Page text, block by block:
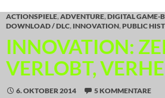
ACTIONSPIELE,ADVENTURE,DIGITAL GAME-
DOWNLOAD / DLC, INNOVATION,PUBLIC
INNOVATION:
VERLOBT,
6. OKTOBER 2014 5 KOMMENTARE